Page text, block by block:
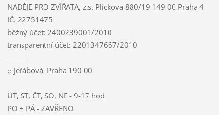
NADĚJE PRO ZVÍŘATA, z.s. Plickova 880/19 149 00 Praha 4
IČ: 22751475
běžný účet: 2400239001/2010
transparentní účet: 2201347667/2010
⌕ Jeřábová, Praha 190 00
ÚT, ST, ČT, SO, NE - 9-17 hod
PO + PÁ - ZAVŘENO